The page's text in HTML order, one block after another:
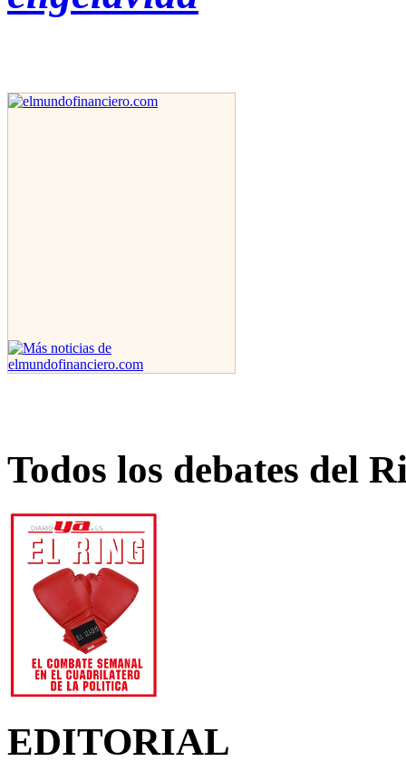
Todos los debates del
EDITORIAL